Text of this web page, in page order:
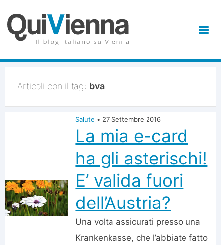
Articoli con il tag: bva
Salute • 27 Settembre 2016
La mia e-card
ha gli asterischi!
E’ valida fuori
dell’Austria?
Una volta assicurati presso una
Krankenkasse, che l’abbiate fatto